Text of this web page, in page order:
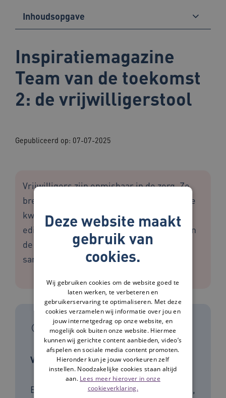
Inhoudsopgave
Inspiratiemagazine
Team van de toekomst
2: de vrijwilligerstool
Gepubliceerd op: 07-07-2025
Vrijwilligers zijn onmisbaar in de zorg. Ze
brengen energie, betrokkenheid en unieke
kwaliteiten mee. Daarom staat de tweede
editie van het inspiratiemagazine Team van
de toekomst volledig in het teken van
samenwerken met vrijwilligers.
In het kort
Voor wie
Beleidsmedewerkers, Leidinggevenden,
Deze website maakt
gebruik van
cookies.
Wij gebruiken cookies om de website goed te
laten werken, te verbeteren en
gebruikerservaring te optimaliseren. Met deze
cookies verzamelen wij informatie over jou en
jouw internetgedrag op onze website, en
mogelijk ook buiten onze website. Hiermee
kunnen wij gerichte content aanbieden, video’s
afspelen en sociale media content promoten.
Hieronder kun je jouw voorkeuren zelf
instellen. Noodzakelijke cookies staan altijd
aan. Lees meer hierover in onze
cookieverklaring.